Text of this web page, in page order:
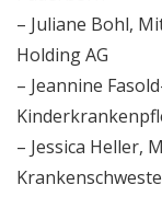
– Juliane Bohl,
Holding AG
– Jeannine
– Jessica Heller,